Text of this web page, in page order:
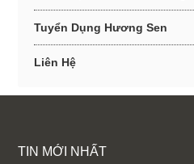
Tuyển Dụng Hương Sen
Liên Hệ
TIN MỚI NHẤT